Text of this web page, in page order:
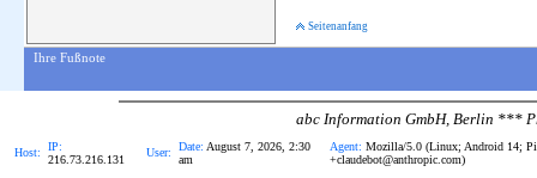
Seitenanfang
Ihre Fußnote
abc Information GmbH, Berlin ***
Host:
IP:
216.73.216.131
User: Date: August 7, 2026, 2:30
am
Agent: Mozilla/5.0 (Linux; Android 14;
+claudebot@anthropic.com)